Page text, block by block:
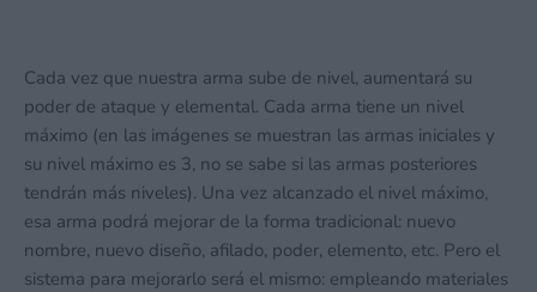
Cada vez que nuestra arma sube de nivel, aumentará su
poder de ataque y elemental. Cada arma tiene un nivel
máximo (en las imágenes se muestran las armas iniciales y
su nivel máximo es 3, no se sabe si las armas posteriores
tendrán más niveles). Una vez alcanzado el nivel máximo,
esa arma podrá mejorar de la forma tradicional: nuevo
nombre, nuevo diseño, afilado, poder, elemento, etc. Pero el
sistema para mejorarlo será el mismo: empleando materiales